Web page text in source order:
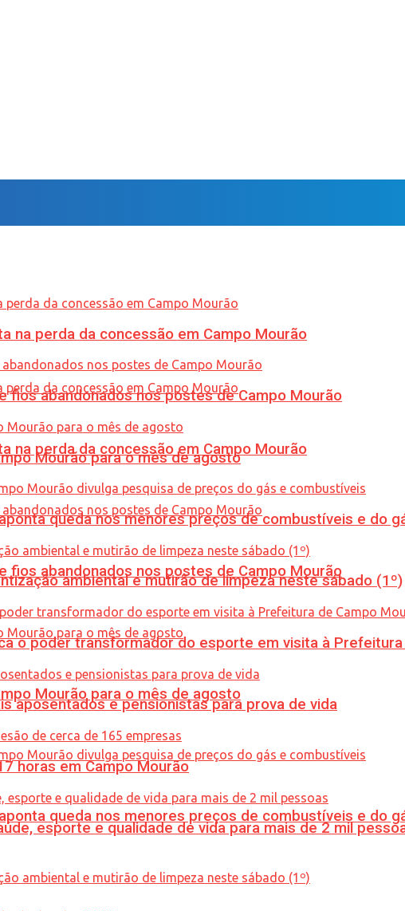
na perda da concessão em Campo Mourão
abandonados nos postes de Campo Mourão
Mourão para o mês de agosto
queda nos menores preços de combustíveis e do
na perda da concessão em Campo Mourão
abandonados nos postes de Campo Mourão
Mourão para o mês de agosto
queda nos menores preços de combustíveis e do
ambiental e mutirão de limpeza neste sábado (1º)
o poder transformador do esporte em visita à
aposentados e pensionistas para prova de vida
horas em Campo Mourão
esporte e qualidade de vida para mais de 2 mil